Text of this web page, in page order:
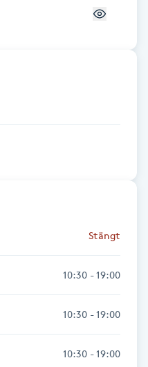
Stängt
10:30 - 19:00
10:30 - 19:00
10:30 - 19:00